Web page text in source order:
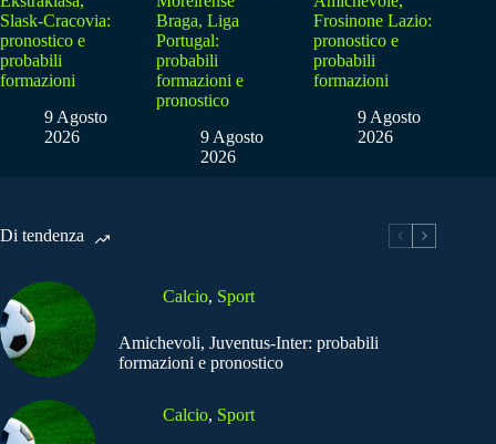
Slask-Cracovia:
pronostico e
probabili
formazioni
9 Agosto
2026
Braga, Liga
Portugal:
probabili
formazioni e
pronostico
9 Agosto
2026
Frosinone Lazio:
pronostico e
probabili
formazioni
9 Agosto
2026
Di tendenza
Calcio, Sport
Amichevoli, Juventus-Inter: probabili
formazioni e pronostico
Calcio, Sport